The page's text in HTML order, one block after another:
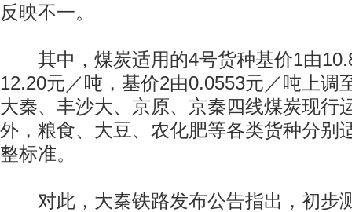
反映不一。
其中，煤炭适用的4号货种基价1由
12.20元／吨，基价2由0.0553元／吨上调
大秦、丰沙大、京原、京秦四线煤炭现行
外，粮食、大豆、农化肥等各类货种分别
整标准。
对此，大秦铁路发布公告指出，初步